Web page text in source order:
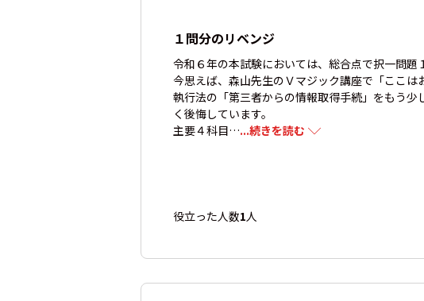
１問分のリベンジ
令和６年の本試験においては、総合点で択一問題
今思えば、森山先生のＶマジック講座で「ここ
執行法の「第三者からの情報取得手続」をもう
く後悔しています。
主要４科目…...続きを読む
役立った人数1人